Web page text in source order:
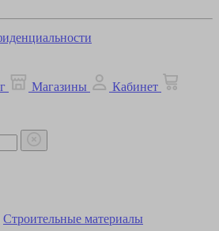
Магазины
Кабинет
Строительные материалы